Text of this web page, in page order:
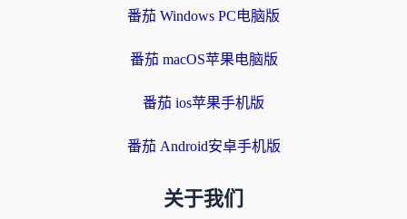
番茄 Windows PC电脑版
番茄 macOS苹果电脑版
番茄 ios苹果手机版
番茄 Android安卓手机版
关于我们